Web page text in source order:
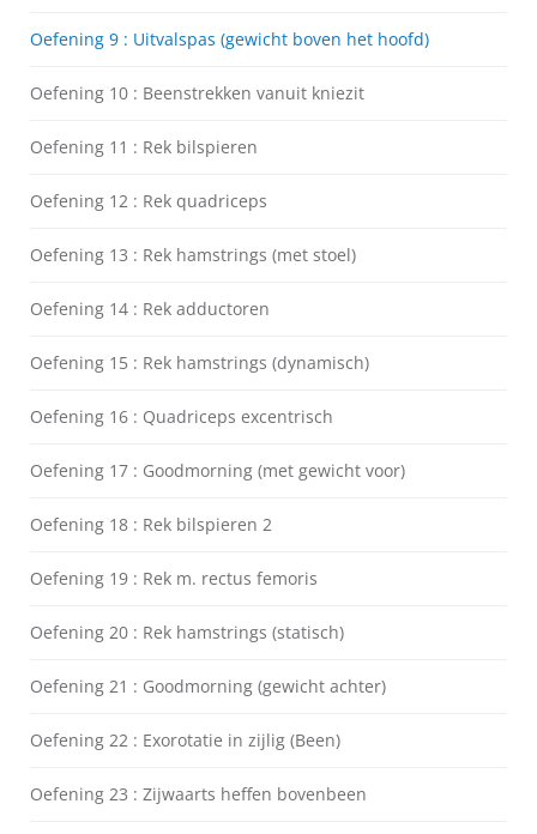
Oefening 9 : Uitvalspas (gewicht boven het hoofd)
Oefening 10 : Beenstrekken vanuit kniezit
Oefening 11 : Rek bilspieren
Oefening 12 : Rek quadriceps
Oefening 13 : Rek hamstrings (met stoel)
Oefening 14 : Rek adductoren
Oefening 15 : Rek hamstrings (dynamisch)
Oefening 16 : Quadriceps excentrisch
Oefening 17 : Goodmorning (met gewicht voor)
Oefening 18 : Rek bilspieren 2
Oefening 19 : Rek m. rectus femoris
Oefening 20 : Rek hamstrings (statisch)
Oefening 21 : Goodmorning (gewicht achter)
Oefening 22 : Exorotatie in zijlig (Been)
Oefening 23 : Zijwaarts heffen bovenbeen